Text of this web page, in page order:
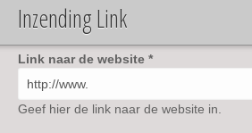
Inzending Link
Link naar de website *
Geef hier de link naar de website in.